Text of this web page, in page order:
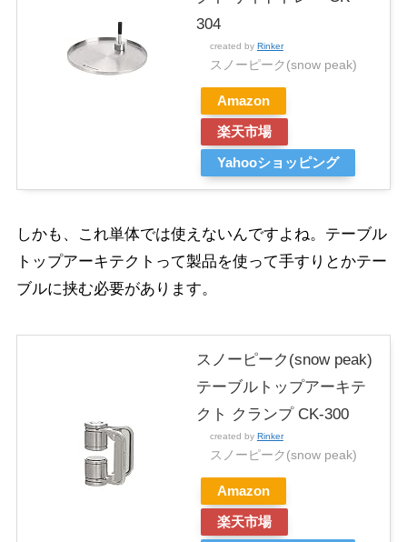
304
created by Rinker
スノーピーク(snow peak)
Amazon
楽天市場
Yahooショッピング
しかも、これ単体では使えないんですよね。テーブル
トップアーキテクトって製品を使って手すりとかテー
ブルに挟む必要があります。
スノーピーク(snow peak)
テーブルトップアーキテ
クト クランプ CK-300
created by Rinker
スノーピーク(snow peak)
Amazon
楽天市場